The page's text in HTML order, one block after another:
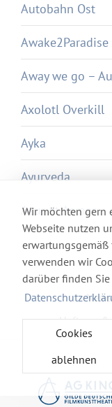
Wir möchten gern
Webseite nutzen
verwenden wir
darüber finden
Cookies
ablehnen
Autobahn Ost
Away we go –
Axolotl Overkill
Ayka
Ayurveda
Azur et Asmar
Haftung &